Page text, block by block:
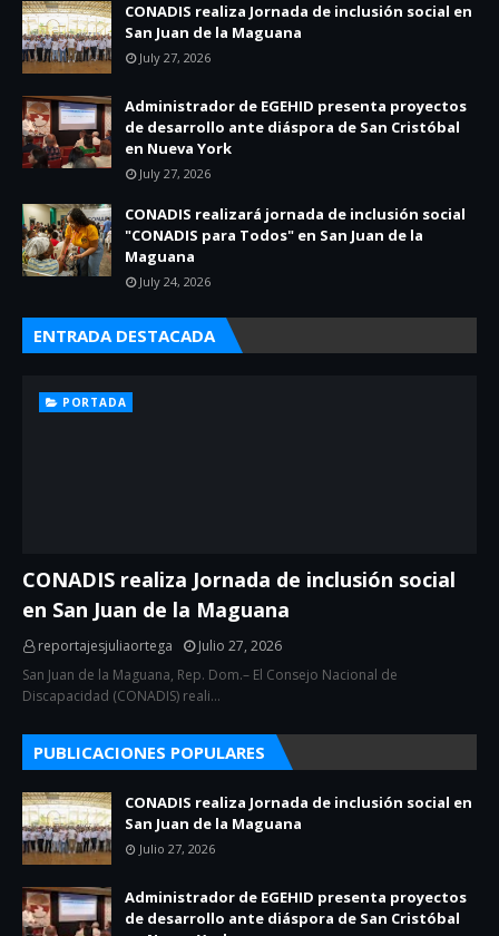
CONADIS realiza Jornada de inclusión social en
San Juan de la Maguana
July 27, 2026
Administrador de EGEHID presenta proyectos
de desarrollo ante diáspora de San Cristóbal
en Nueva York
July 27, 2026
CONADIS realizará jornada de inclusión social
"CONADIS para Todos" en San Juan de la
Maguana
July 24, 2026
ENTRADA DESTACADA
PORTADA
CONADIS realiza Jornada de inclusión social
en San Juan de la Maguana
reportajesjuliaortega
Julio 27, 2026
San Juan de la Maguana, Rep. Dom.– El Consejo Nacional de
Discapacidad (CONADIS) reali…
PUBLICACIONES POPULARES
CONADIS realiza Jornada de inclusión social en
San Juan de la Maguana
Julio 27, 2026
Administrador de EGEHID presenta proyectos
de desarrollo ante diáspora de San Cristóbal